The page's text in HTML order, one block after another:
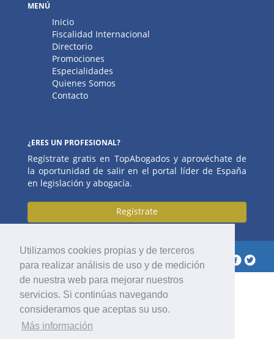
Utilizamos cookies propias y de terceros
para realizar análisis de uso y de medición
de nuestra web para mejorar nuestros
servicios. Si continúas navegando
consideramos que aceptas su uso.
Más información
MENÚ
Inicio
Fiscalidad Internacional
Directorio
Promociones
Especialidades
Quienes Somos
Contacto
¿ERES UN PROFESIONAL?
Regístrate gratis en TopAbogados y aprovéchate de
la oportunidad de salir en el portal líder de España
en legislación y abogacía.
Regístrate
2017 © Top Abogados Síguenos